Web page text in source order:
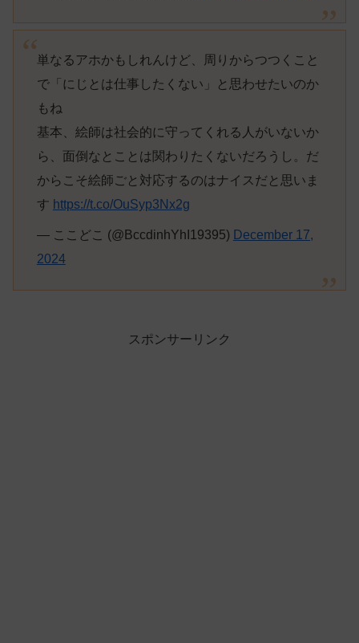
単なるアホかもしれんけど、周りからつつくこと
で「にじとは仕事したくない」と思わせたいのか
もね
基本、絵師は社会的に守ってくれる人がいないか
ら、面倒なとことは関わりたくないだろうし。だ
からこそ絵師ごと対応するのはナイスだと思いま
す https://t.co/OuSyp3Nx2g
— ここどこ (@BccdinhYhI19395) December 17,
2024
スポンサーリンク